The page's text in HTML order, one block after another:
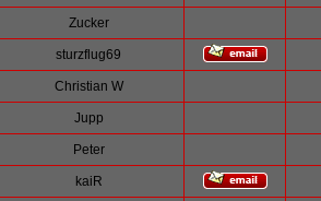
Zucker
sturzflug69
Christian W
Jupp
Peter
kaiR